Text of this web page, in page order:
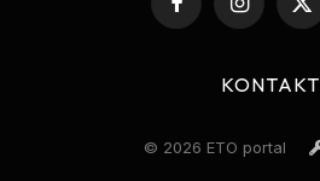
FacebookInstagram
X
KONTAKT
© 2026 ETO portal